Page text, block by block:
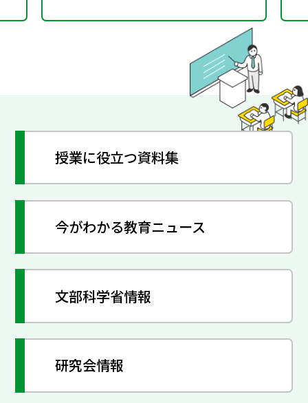
授業に役立つ資料集
今がわかる教育ニュース
文部科学省情報
研究会情報